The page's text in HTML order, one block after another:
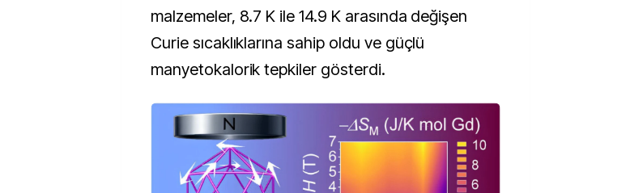
malzemeler, 8.7 K ile 14.9 K arasında değişen
Curie sıcaklıklarına sahip oldu ve güçlü
manyetokalorik tepkiler gösterdi.